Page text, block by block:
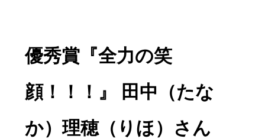
優秀賞『全力の笑
顔！！！』 田中（たな
か）理穂（りほ）さん